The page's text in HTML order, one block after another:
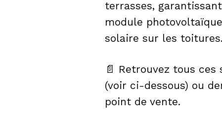
terrasses,
module
solaire sur les toitures.
📄 Retrouvez tous
(voir ci-dessous) ou
point de vente.